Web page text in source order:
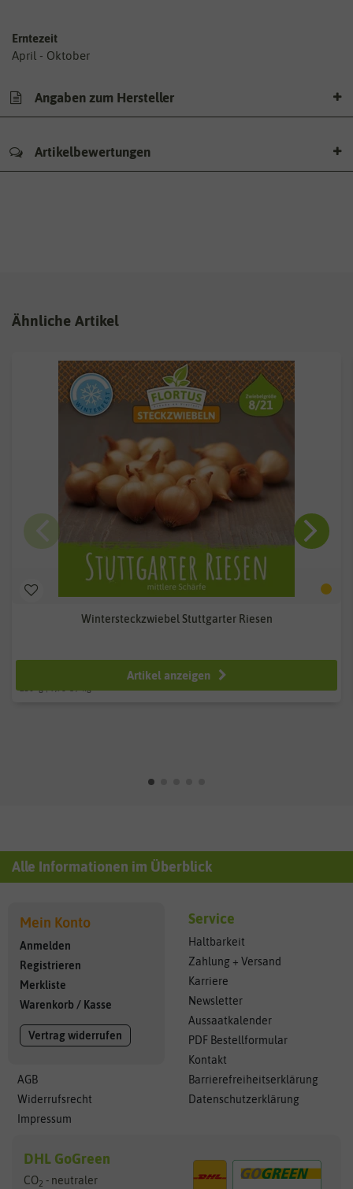
Erntezeit
April - Oktober
Angaben zum Hersteller
Artikelbewertungen
Ähnliche Artikel
Wintersteckzwiebel Stuttgarter Riesen
Artikel anzeigen
Alle Informationen im Überblick
Mein Konto
Anmelden
Registrieren
Merkliste
Warenkorb / Kasse
Vertrag widerrufen
AGB
Widerrufsrecht
Impressum
Service
Haltbarkeit
Zahlung + Versand
Karriere
Newsletter
Aussaatkalender
PDF Bestellformular
Kontakt
Barrierefreiheitserklärung
Datenschutzerklärung
DHL GoGreen
CO2 - neutraler